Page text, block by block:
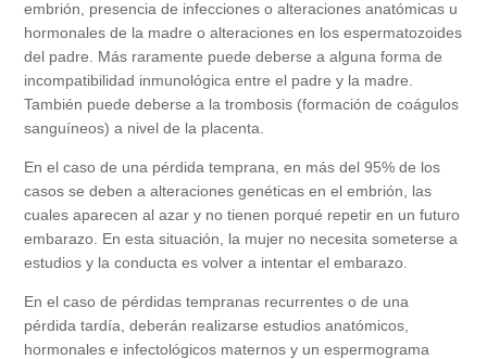
embrión, presencia de infecciones o alteraciones anatómicas u
hormonales de la madre o alteraciones en los espermatozoides
del padre. Más raramente puede deberse a alguna forma de
incompatibilidad inmunológica entre el padre y la madre.
También puede deberse a la trombosis (formación de coágulos
sanguíneos) a nivel de la placenta.
En el caso de una pérdida temprana, en más del 95% de los
casos se deben a alteraciones genéticas en el embrión, las
cuales aparecen al azar y no tienen porqué repetir en un futuro
embarazo. En esta situación, la mujer no necesita someterse a
estudios y la conducta es volver a intentar el embarazo.
En el caso de pérdidas tempranas recurrentes o de una
pérdida tardía, deberán realizarse estudios anatómicos,
hormonales e infectológicos maternos y un espermograma